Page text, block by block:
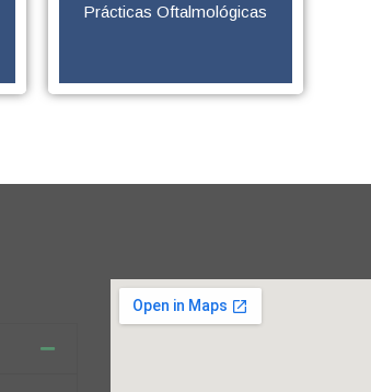
Prácticas Oftalmológicas